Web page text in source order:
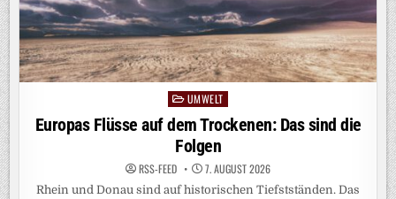
Posted
in
UMWELT
Europas Flüsse auf dem Trockenen: Das sind die
Folgen
RSS-FEED 7. AUGUST 2026
Rhein und Donau sind auf historischen Tiefstständen. Das